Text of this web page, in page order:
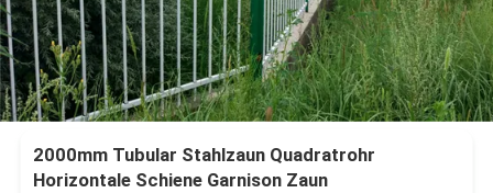
2000mm Tubular Stahlzaun Quadratrohr
Horizontale Schiene Garnison Zaun